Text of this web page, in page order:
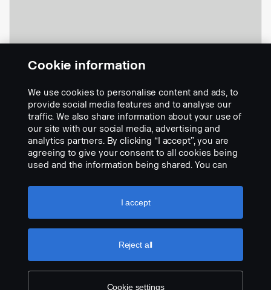
- 24metrový kabel 360, analogový
systém
Part nr.:2823106
Part Description:
No description available
Cookie information
We use cookies to personalise content and ads, to
provide social media features and to analyse our
traffic. We also share information about your use of
our site with our social media, advertising and
analytics partners. By clicking “I accept”, you are
agreeing to give your consent to all cookies being
used and the information being shared. You can
settings” and selecting the categories you’d like to
accept. For a more detailed explanation of how we
Cookie settings
Reject all
I accept